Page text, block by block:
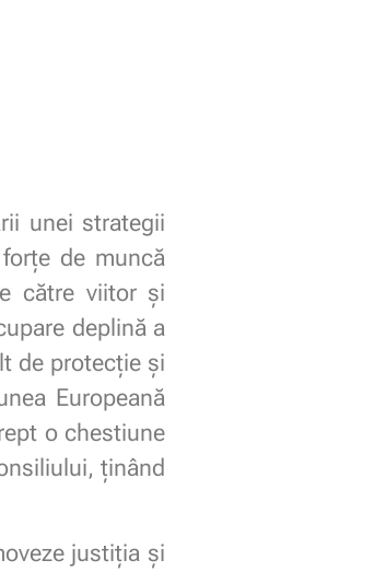
unei strategii
de muncă
către viitor și
deplină a
de protecție și
Europeană
o chestiune
ținând
justiția și